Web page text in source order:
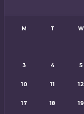
M T W
3 4 5
10 11 12
17 18 19